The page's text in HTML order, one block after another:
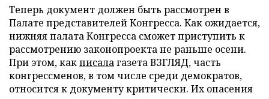
Теперь документ должен быть рассмотрен в
Палате представителей Конгресса. Как ожидается,
нижняя палата Конгресса сможет приступить к
рассмотрению законопроекта не раньше осени.
При этом, какписалагазета ВЗГЛЯД, часть
конгрессменов, в том числе среди демократов,
относится к документу критически. Их опасения